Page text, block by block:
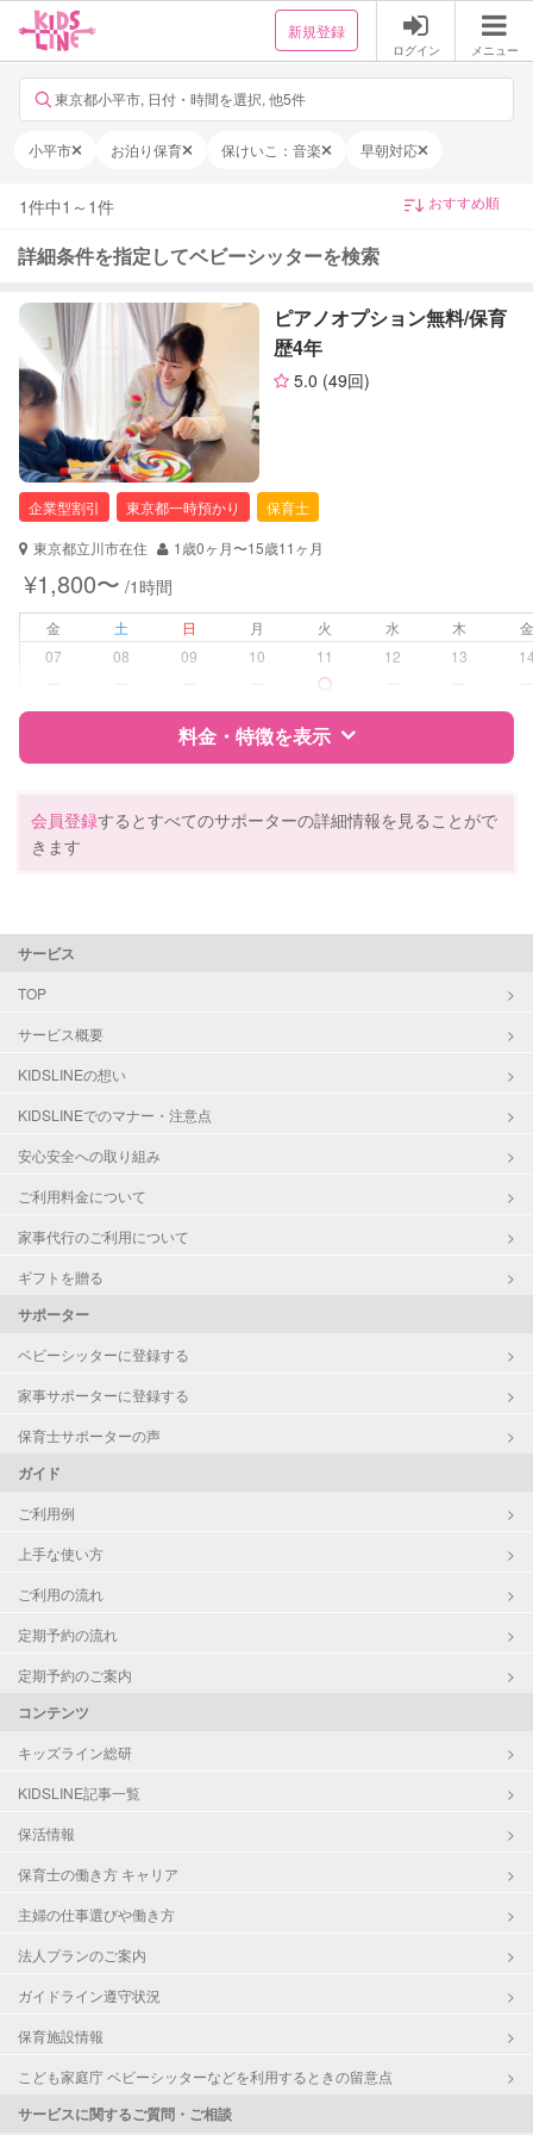
新規登録
ログイン メニュー
東京都小平市, 日付・時間を選択, 他5件
小平市 お泊り保育 保けいこ：音楽 早朝対応
1件中1 ～ 1件
詳細条件を指定してベビーシッターを検索
ピアノオプション無料/保育
歴4年
5.0 (49回)
企業型割引 東京都一時預かり
保育士
東京都立川市在住
1歳0ヶ月〜15歳11ヶ月
¥1,800〜 /1時間
金 土 日 月 火 水 木
07
08 09 10 11 12 13
料金・特徴を表示
資格
企業型割引対象(旧内閣府補助対象)
対応可能/特徴
病児対応
レッスン
お子様の撮影
会員登録するとすべてのサポーターの詳細情報を見ることがで
きます
サービス
TOP
サービス概要
KIDSLINEの想い
KIDSLINEでのマナー・注意点
安心安全への取り組み
ご利用料金について
家事代行のご利用について
ギフトを贈る
サポーター
ベビーシッターに登録する
家事サポーターに登録する
保育士サポーターの声
ガイド
ご利用例
上手な使い方
ご利用の流れ
定期予約の流れ
定期予約のご案内
コンテンツ
キッズライン総研
KIDSLINE記事一覧
保活情報
保育士の働き方 キャリア
主婦の仕事選びや働き方
法人プランのご案内
ガイドライン遵守状況
保育施設情報
こども家庭庁 ベビーシッターなどを利用するときの留意点
サービスに関するご質問・ご相談